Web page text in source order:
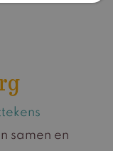
samen en